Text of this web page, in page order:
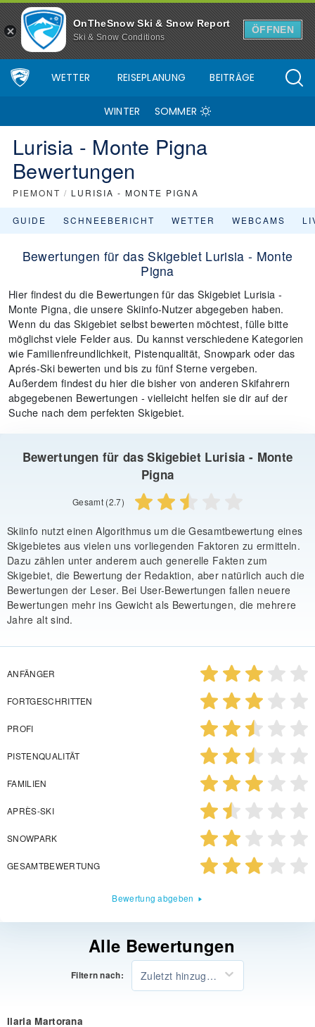
OnTheSnow Ski & Snow Report
Ski & Snow Conditions
ÖFFNEN
WETTER REISEPLANUNG BEITRÄGE
WINTER SOMMER
Lurisia - Monte Pigna
Bewertungen
PIEMONT / LURISIA - MONTE PIGNA
GUIDE SCHNEEBERICHT WETTER WEBCAMS
Bewertungen für das Skigebiet Lurisia - Monte
Pigna
Hier findest du die Bewertungen für das Skigebiet Lurisia -
Monte Pigna, die unsere Skiinfo-Nutzer abgegeben haben.
Wenn du das Skigebiet selbst bewerten möchtest, fülle bitte
möglichst viele Felder aus. Du kannst verschiedene Kategorien
wie Familienfreundlichkeit, Pistenqualität, Snowpark oder das
Aprés-Ski bewerten und bis zu fünf Sterne vergeben.
Außerdem findest du hier die bisher von anderen Skifahrern
abgegebenen Bewertungen - vielleicht helfen sie dir auf der
Suche nach dem perfekten Skigebiet.
Bewertungen für das Skigebiet Lurisia - Monte
Pigna
Gesamt (2.7)
Skiinfo nutzt einen Algorithmus um die Gesamtbewertung eines
Skigebietes aus vielen uns vorliegenden Faktoren zu ermitteln.
Dazu zählen unter anderem auch generelle Fakten zum
Skigebiet, die Bewertung der Redaktion, aber natürlich auch die
Bewertungen der Leser. Bei User-Bewertungen fallen neuere
Bewertungen mehr ins Gewicht als Bewertungen, die mehrere
Jahre alt sind.
ANFÄNGER
FORTGESCHRITTEN
PROFI
PISTENQUALITÄT
FAMILIEN
APRÈS-SKI
SNOWPARK
GESAMTBEWERTUNG
Bewertung abgeben
Alle Bewertungen
Filtern nach: Zuletzt hinzugefügt
Ilaria Martorana